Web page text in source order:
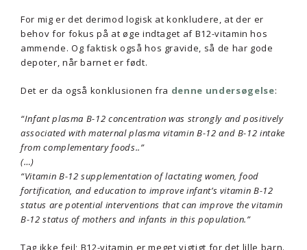
For mig er det derimod logisk at konkludere, at der er
behov for fokus på at øge indtaget af B12-vitamin hos
ammende. Og faktisk også hos gravide, så de har gode
depoter, når barnet er født.
Det er da også konklusionen fra denne undersøgelse:
“Infant plasma B-12 concentration was strongly and positively
associated with maternal plasma vitamin B-12 and B-12 intake
from complementary foods..”
(…)
“Vitamin B-12 supplementation of lactating women, food
fortification, and education to improve infant’s vitamin B-12
status are potential interventions that can improve the vitamin
B-12 status of mothers and infants in this population.”
Tag ikke fejl; B12-vitamin er meget vigtigt for det lille barn.